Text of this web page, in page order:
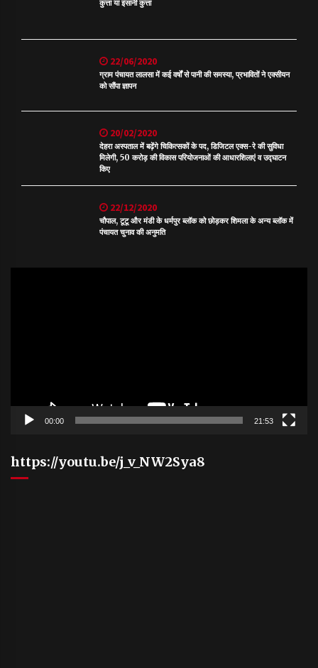
कुत्ता या इंसानी कुत्ता
22/06/2020
ग्राम पंचायत लालसा में कई वर्षों से पानी की समस्या, प्रभावितों ने एक्सीयन
को सौंपा ज्ञापन
20/02/2020
देहरा अस्पताल में बढ़ेंगे चिकित्सकों के पद, डिजिटल एक्स-रे की सुविधा
मिलेगी, 50 करोड़ की विकास परियोजनाओं की आधारशिलाएं व उद्घाटन
किए
22/12/2020
चौपाल, टूटू और मंडी के धर्मपुर ब्लॉक को छोड़कर शिमला के अन्य ब्लॉक में
पंचायत चुनाव की अनुमति
00:00 21:53
https://youtu.be/j_v_NW2Sya8